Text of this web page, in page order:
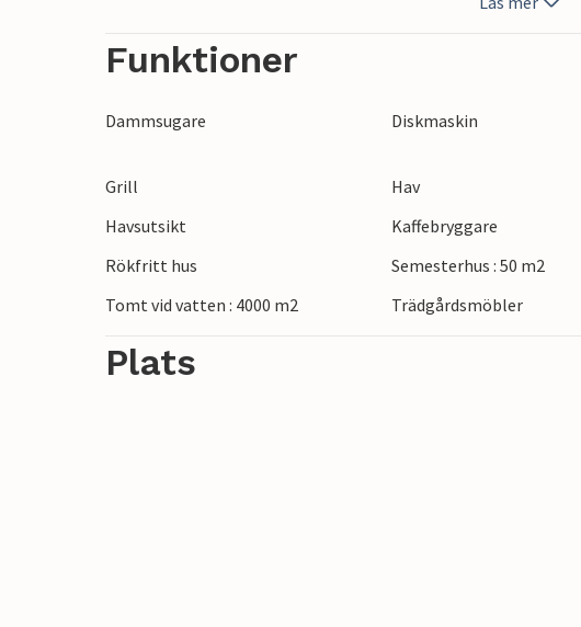
vinden och sjöfåglarna eller luta dig tillbaka och
Upptäck ön Hisøy, där små hamnar, vita trähus
landskapet. Promenera längs idylliska kuststigar,
på skyddade stränder och njut av de långa, ljusa
kilometer bort erbjuder staden Arendal med sina
charmig kontrast till det lugna livet på ön.
Funktioner
Dammsugare Diskmaskin
Grill
Hav
Havsutsikt
Kaffebryggare
Rökfritt hus
Semesterhus : 50 m2
Tomt vid vatten : 4000 m2
Trädgårdsmöbler
Plats